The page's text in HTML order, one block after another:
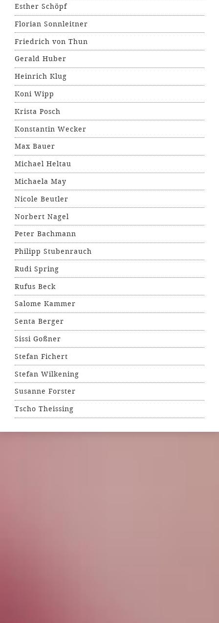
Esther Schöpf
Florian Sonnleitner
Friedrich von Thun
Gerald Huber
Heinrich Klug
Koni Wipp
Krista Posch
Konstantin Wecker
Max Bauer
Michael Heltau
Michaela May
Nicole Beutler
Norbert Nagel
Peter Bachmann
Philipp Stubenrauch
Rudi Spring
Rufus Beck
Salome Kammer
Senta Berger
Sissi Goßner
Stefan Fichert
Stefan Wilkening
Susanne Forster
Tscho Theissing